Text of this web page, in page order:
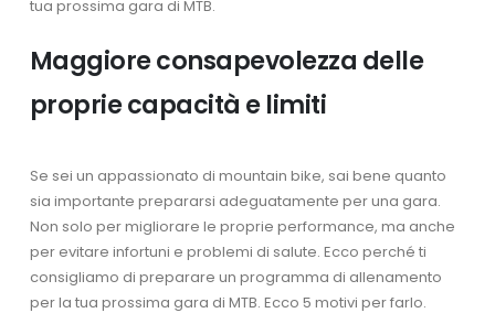
tua prossima gara di MTB.
Maggiore consapevolezza delle
proprie capacità e limiti
Se sei un appassionato di mountain bike, sai bene quanto
sia importante prepararsi adeguatamente per una gara.
Non solo per migliorare le proprie performance, ma anche
per evitare infortuni e problemi di salute. Ecco perché ti
consigliamo di preparare un programma di allenamento
per la tua prossima gara di MTB. Ecco 5 motivi per farlo.